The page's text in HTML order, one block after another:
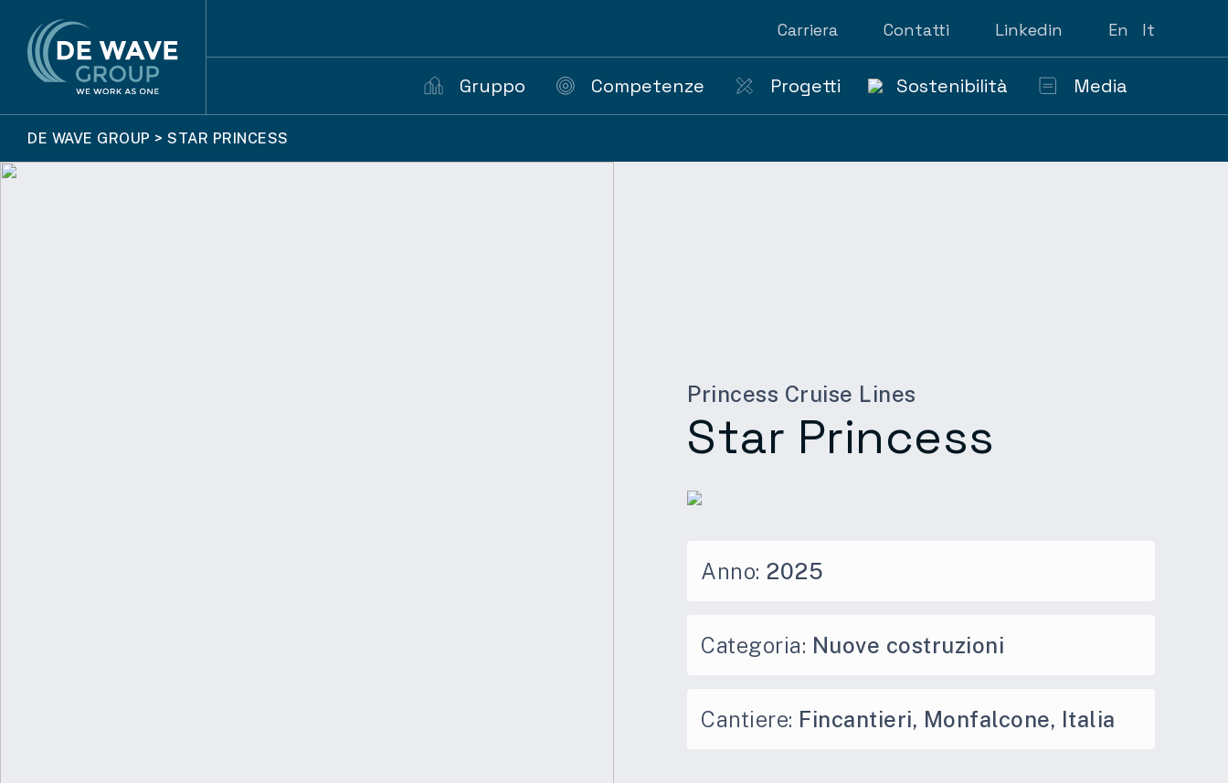
Carriera Contatti Linkedin En It
Gruppo Competenze Progetti Sostenibilità Media
DE WAVE GROUP > STAR PRINCESS
Princess Cruise Lines
Star Princess
Anno: 2025
Categoria: Nuove costruzioni
Cantiere: Fincantieri, Monfalcone, Italia